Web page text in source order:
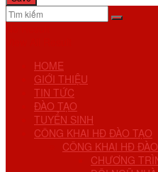
HOME
GIỚI THIỆU
TIN TỨC
ĐÀO TẠO
TUYỂN SINH
CÔNG KHAI HĐ ĐÀO TẠO
CÔNG KHAI HĐ
CHƯƠNG